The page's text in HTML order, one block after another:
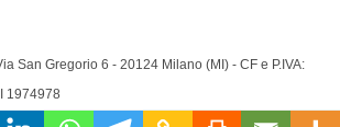
San Gregorio 6 - 20124 Milano (MI) - CF e P.IVA:
1974978